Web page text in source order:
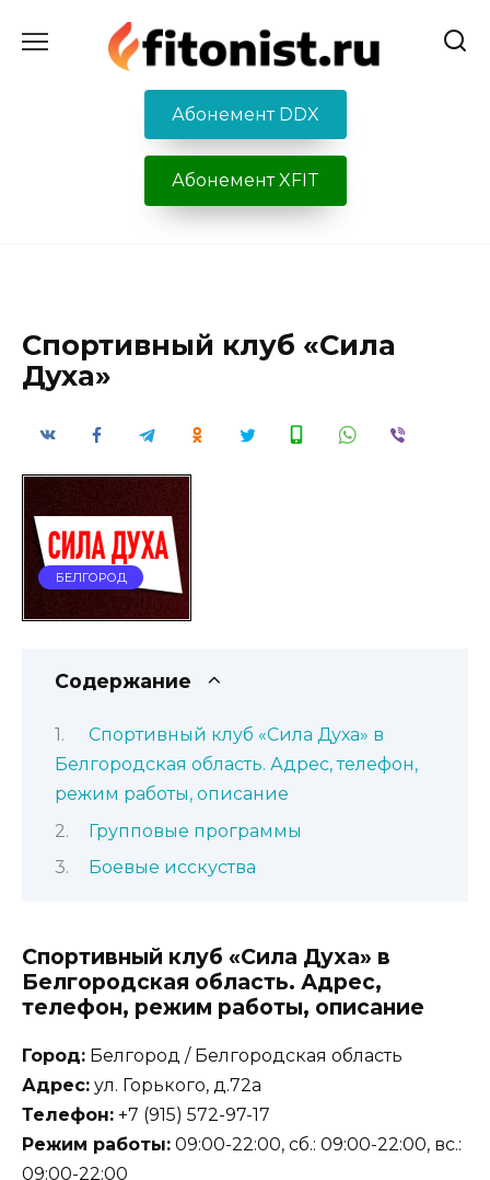
содержанию
Абонемент DDX
Абонемент XFIT
Спортивный клуб «Сила
Духа»
БЕЛГОРОД
Содержание
Спортивный клуб «Сила Духа» в
Белгородская область. Адрес, телефон,
режим работы, описание
Групповые программы
Боевые исскуства
Спортивный клуб «Сила Духа» в
Белгородская область. Адрес,
телефон, режим работы, описание
Город: Белгород / Белгородская область
Адрес: ул. Горького, д.72а
Телефон: +7 (915) 572-97-17
Режим работы: 09:00-22:00, сб.: 09:00-22:00, вс.:
09:00-22:00